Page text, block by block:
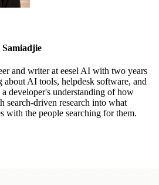
and writer at eesel AI with two years
AI tools, helpdesk software, and
developer's understanding of how
search-driven research into what
with the people searching for them.